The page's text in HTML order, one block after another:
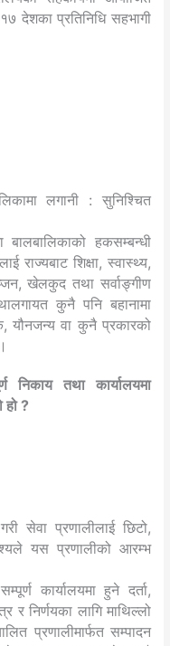
देशका प्रतिनिधि सहभागी
लगानी : सुनिश्चित
हकसम्बन्धी
राज्यबाट शिक्षा, स्वास्थ्य,
खेलकुद तथा सर्वाङ्गीण
कुनै पनि बहानामा
यौनजन्य वा कुनै प्रकारको
निकाय तथा कार्यालयमा
हो ?
सेवा प्रणालीलाई छिटो,
यस प्रणालीको आरम्भ
कार्यालयमा हुने दर्ता,
र निर्णयका लागि माथिल्लो
प्रणालीमार्फत सम्पादन